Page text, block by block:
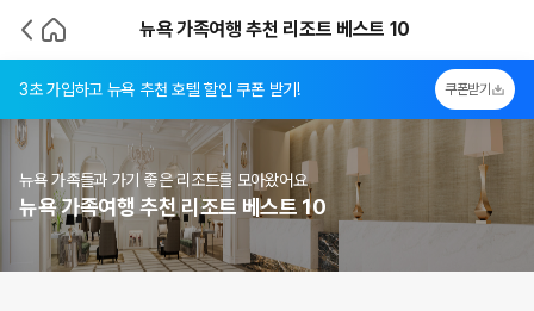
뉴욕 가족여행 추천 리조트 베스트 10
3초 가입하고 뉴욕 추천 호텔 할인 쿠폰 받기! 쿠폰받기
뉴욕 가족들과 가기 좋은 리조트를 모아왔어요
뉴욕 가족여행 추천 리조트 베스트 10